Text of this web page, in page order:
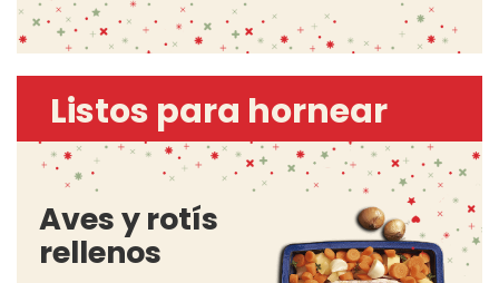
Listos para hornear
Aves y rotís
rellenos